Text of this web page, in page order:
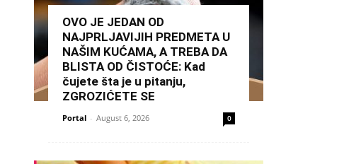
OVO JE JEDAN OD
NAJPRLJAVIJIH PREDMETA U
NAŠIM KUĆAMA, A TREBA DA
BLISTA OD ČISTOĆE: Kad
čujete šta je u pitanju,
ZGROZIĆETE SE
Portal - August 6, 2026 0